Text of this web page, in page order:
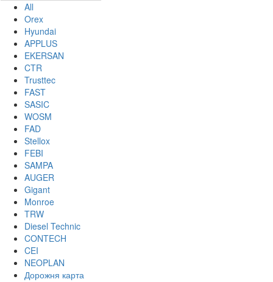
All
Orex
Hyundai
APPLUS
EKERSAN
CTR
Trusttec
FAST
SASIC
WOSM
FAD
Stellox
FEBI
SAMPA
AUGER
Gigant
Monroe
TRW
Diesel Technic
CONTECH
CEI
NEOPLAN
Дорожня карта